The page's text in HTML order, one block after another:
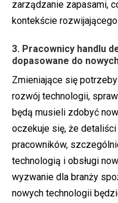
zarządzanie zapasami,
kontekście rozwijającego
3. Pracownicy handlu
dopasowane do
Zmieniające się
rozwój technologii,
będą musieli zdobyć
oczekuje się, że
pracowników,
technologią i obsługi
wyzwanie dla branży
nowych technologii